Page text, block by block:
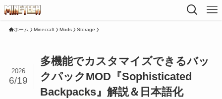
ホーム Minecraft Mods Storage
多機能でカスタマイズできるバッ
クパックMOD『Sophisticated
Backpacks』解説＆日本語化
2026
6/19